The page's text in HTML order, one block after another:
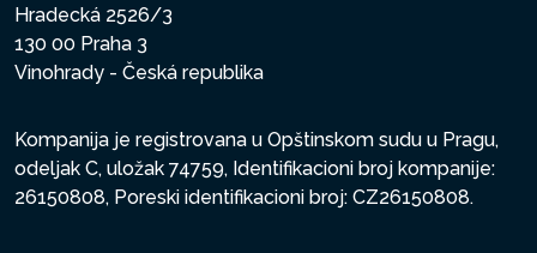
Hradecká 2526/3
130 00 Praha 3
Vinohrady - Česká republika
Kompanija je registrovana u Opštinskom sudu u Pragu,
odeljak C, uložak 74759, Identifikacioni broj kompanije:
26150808, Poreski identifikacioni broj: CZ26150808.